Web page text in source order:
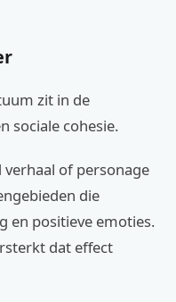
zit in de
sociale cohesie.
of personage
die
en positieve emoties.
dat effect